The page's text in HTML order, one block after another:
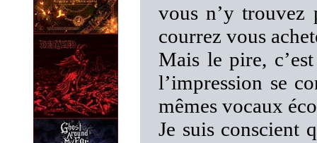
vous n’y trouvez
courrez vous
Mais le pire,
l’impression se
mêmes vocaux
Je suis conscient